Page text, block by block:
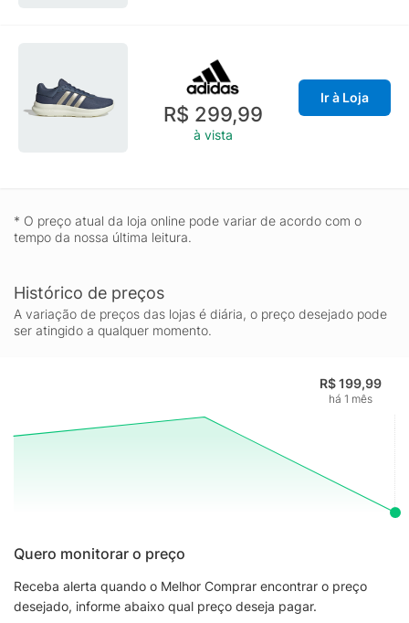
R$ 299,99
à vista
Ir à Loja
* O preço atual da loja online pode variar de acordo com o
tempo da nossa última leitura.
Histórico de preços
A variação de preços das lojas é diária, o preço desejado pode
ser atingido a qualquer momento.
R$ 199,99
há 1 mês
Quero monitorar o preço
Receba alerta quando o Melhor Comprar encontrar o preço
desejado, informe abaixo qual preço deseja pagar.